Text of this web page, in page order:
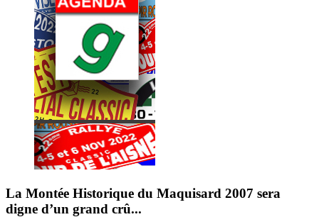
La Montée Historique du Maquisard 2007 sera
digne d’un grand crû...